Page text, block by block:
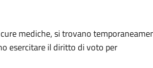
mediche, si trovano
esercitare il diritto di voto per